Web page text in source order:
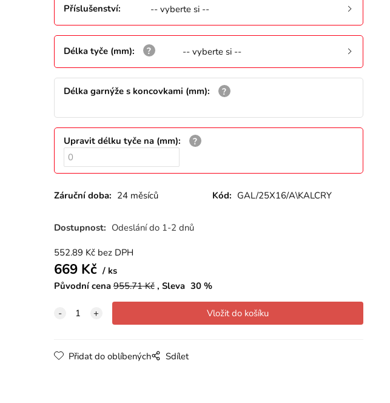
Příslušenství: -- vyberte si --
Délka tyče (mm): -- vyberte si --
Délka garnýže s koncovkami (mm):
Upravit délku tyče na (mm):
Záruční doba: 24 měsíců Kód: GAL/25X16/A\KALCRY
Dostupnost: Odeslání do 1-2 dnů
552.89 Kč bez DPH
669Kč
ks
Původní cena 955.71Kč Sleva 30%
Přidat do oblíbených Sdílet